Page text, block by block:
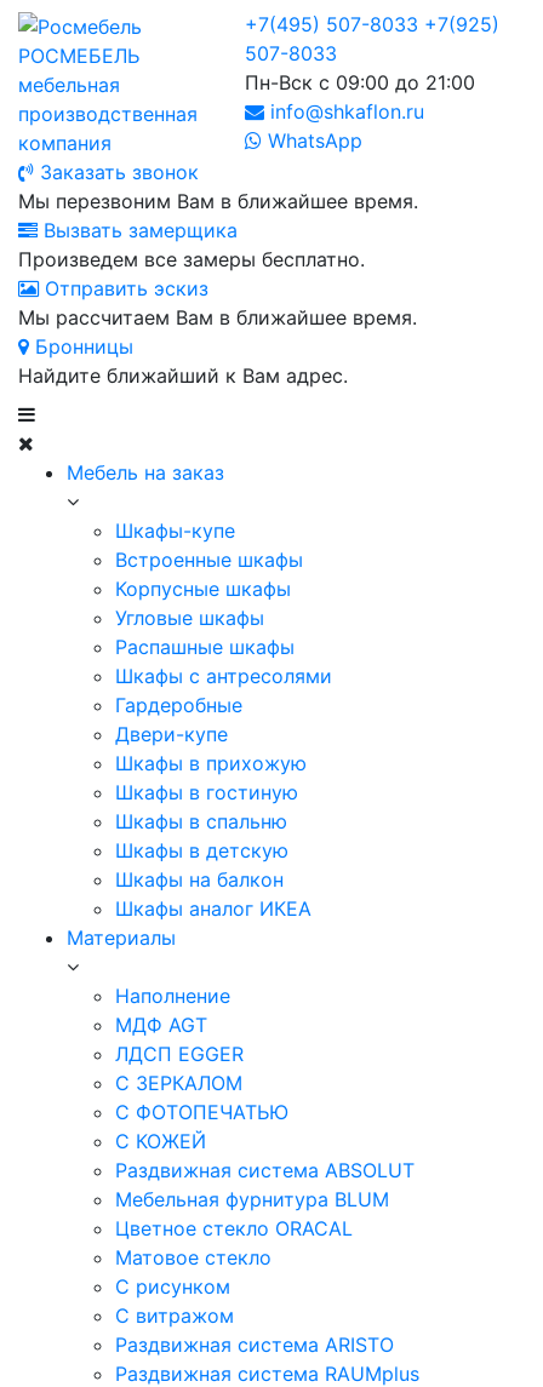
РОСМЕБЕЛЬ
мебельная
производственная
компания
+7(495) 507-8033 +7(925)
507-8033
Пн-Вск с 09:00 до 21:00
info@shkaflon.ru
WhatsApp
Заказать звонок
Мы перезвоним Вам в ближайшее время.
Вызвать замерщика
Произведем все замеры бесплатно.
Отправить эскиз
Мы рассчитаем Вам в ближайшее время.
Бронницы
Найдите ближайший к Вам адрес.
Мебель на заказ
Шкафы-купе
Встроенные шкафы
Корпусные шкафы
Угловые шкафы
Распашные шкафы
Шкафы с антресолями
Гардеробные
Двери-купе
Шкафы в прихожую
Шкафы в гостиную
Шкафы в спальню
Шкафы в детскую
Шкафы на балкон
Шкафы аналог ИКЕА
Материалы
Наполнение
МДФ AGT
ЛДСП EGGER
С ЗЕРКАЛОМ
С ФОТОПЕЧАТЬЮ
С КОЖЕЙ
Раздвижная система ABSOLUT
Мебельная фурнитура BLUM
Цветное стекло ORACAL
Матовое стекло
C рисунком
C витражом
Раздвижная система ARISTO
Раздвижная система RAUMplus